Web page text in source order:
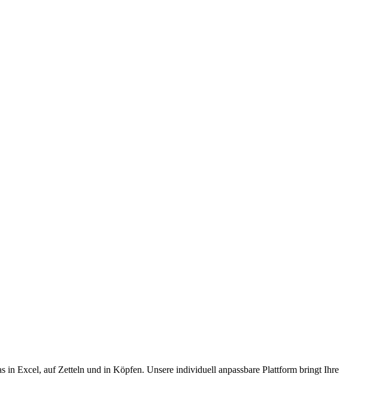
in Excel, auf Zetteln und in Köpfen. Unsere individuell anpassbare Plattform bringt Ihre